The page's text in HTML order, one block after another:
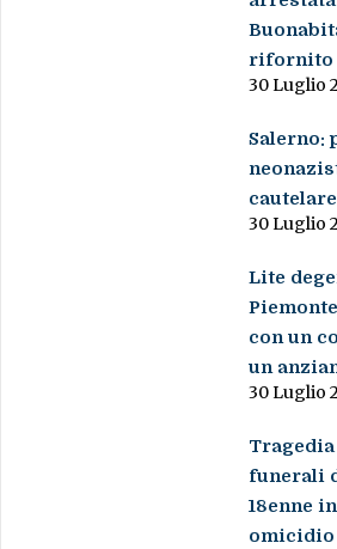
rifornito
30 Luglio
Salerno:
30 Luglio
Lite
con un
un
30 Luglio
funerali
18enne
omicidio